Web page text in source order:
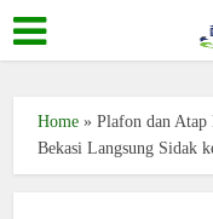
Home »Plafon dan
Bekasi Langsung Sidak